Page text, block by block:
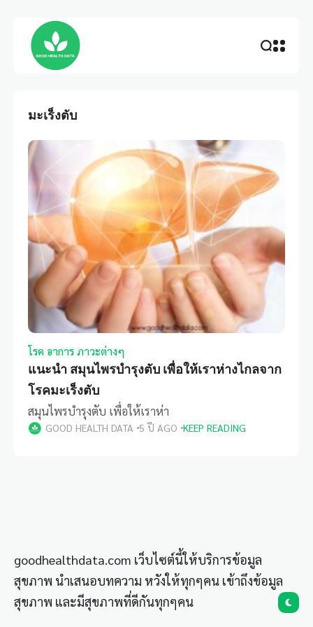
มะเร็งตับ
โรค อาการ ภาวะต่างๆ
แนะนำ สมุนไพรบำรุงตับ เพื่อให้เราห่างไกลจาก
โรคมะเร็งตับ
สมุนไพรบำรุงตับ เพื่อให้เราห่า
GOOD HEALTH DATA 5 ปี AGO KEEP READING
goodhealthdata.com เว็บไซต์นี้ให้บริการข้อมูล
สุขภาพ นำเสนอบทความ หวังให้ทุกๆคน เข้าถึงข้อมูล
สุขภาพ และมีสุขภาพที่ดีกันทุกๆคน